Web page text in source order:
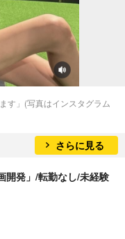
す」(写真はインスタグラム
さらに見る
開発」/転勤なし/未経験